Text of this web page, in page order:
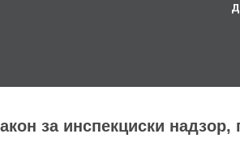
за инспекциски надзор,